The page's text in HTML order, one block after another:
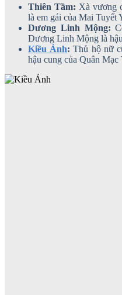
Thiên Tầm: Xà vương
là em gái của Mai Tuyết
Dương Linh Mộng:
Dương Linh Mộng là
Kiều Ảnh: Thủ hộ nữ
hậu cung của Quân Mạc